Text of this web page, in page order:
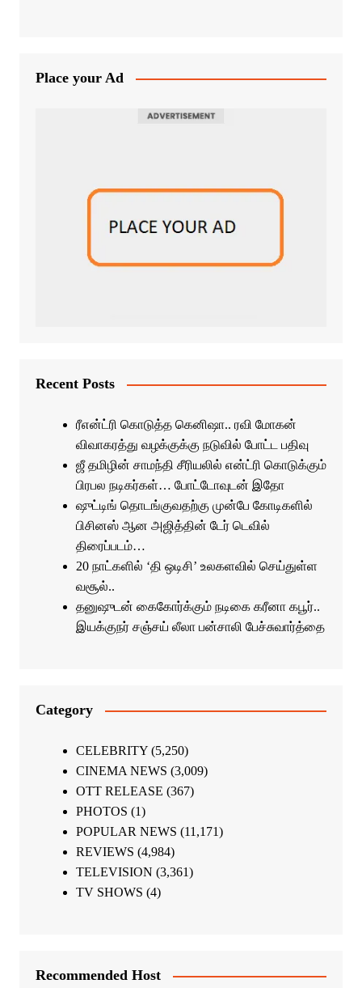
Place your Ad
Recent Posts
ரீஎன்ட்ரி கொடுத்த கெனிஷா.. ரவி மோகன்
விவாகரத்து வழக்குக்கு நடுவில் போட்ட பதிவு
ஜீ தமிழின் சாமந்தி சீரியலில் என்ட்ரி கொடுக்கும்
பிரபல நடிகர்கள்… போட்டோவுடன் இதோ
ஷுட்டிங் தொடங்குவதற்கு முன்பே கோடிகளில்
பிசினஸ் ஆன அஜித்தின் டேர் டெவில்
திரைப்படம்…
20 நாட்களில் ‘தி ஒடிசி’ உலகளவில் செய்துள்ள
வசூல்..
தனுஷுடன் கைகோர்க்கும் நடிகை கரீனா கபூர்..
இயக்குநர் சஞ்சய் லீலா பன்சாலி பேச்சுவார்த்தை
Category
CELEBRITY(5,250)
CINEMA NEWS (3,009)
OTT RELEASE (367)
PHOTOS (1)
POPULAR NEWS (11,171)
REVIEWS (4,984)
TELEVISION (3,361)
TV SHOWS (4)
Recommended Host